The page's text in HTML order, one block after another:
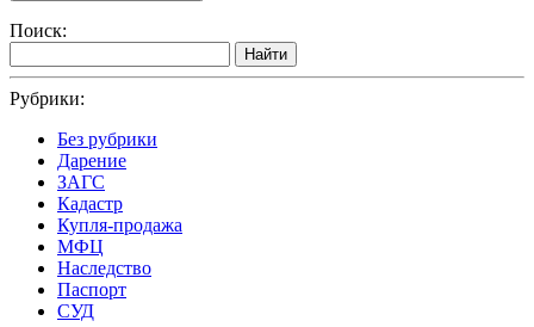
Поиск:
Найти
Рубрики:
Без рубрики
Дарение
ЗАГС
Кадастр
Купля-продажа
МФЦ
Наследство
Паспорт
СУД